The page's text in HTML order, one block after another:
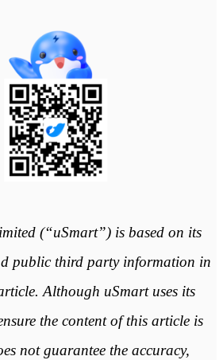
(“uSmart”) is based on its
public third party information in
Although uSmart uses its
the content of this article is
not guarantee the accuracy,